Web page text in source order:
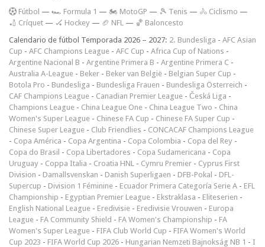
Fútbol — 🏎️ Formula 1 — 🏍 MotoGP — 🎾 Tenis — 🚴 Ciclismo —
🏏 Críquet — 🏑 Hockey — 🏈 NFL — 🏀 Baloncesto
Calendario de fútbol Temporada 2026 – 2027: 2. Bundesliga - AFC Asian
Cup - AFC Champions League - AFC Cup - Africa Cup of Nations -
Argentine Nacional B - Argentine Primera B - Argentine Primera C -
Australia A-League - Beker - Beker van België - Belgian Super Cup -
Botola Pro - Bundesliga - Bundesliga Frauen - Bundesliga Österreich -
CAF Champions League - Canadian Premier League - Česká Liga -
Champions League - China League One - China League Two - China
Women's Super League - Chinese FA Cup - Chinese FA Super Cup -
Chinese Super League - Club Friendlies - CONCACAF Champions League
- Copa América - Copa Argentina - Copa Colombia - Copa del Rey -
Copa do Brasil - Copa Libertadores - Copa Sudamericana - Copa
Uruguay - Coppa Italia - Croatia HNL - Cymru Premier - Cyprus First
Division - Damallsvenskan - Danish Superligaen - DFB-Pokal - DFL-
Supercup - Division 1 Féminine - Ecuador Primera Categoría Serie A - EFL
Championship - Egyptian Premier League - Ekstraklasa - Eliteserien -
English National League - Eredivisie - Eredivisie Vrouwen - Europa
League - FA Community Shield - FA Women's Championship - FA
Women's Super League - FIFA Club World Cup - FIFA Women's World
Cup 2023 - FIFA World Cup 2026 - Hungarian Nemzeti Bajnokság NB 1 - I